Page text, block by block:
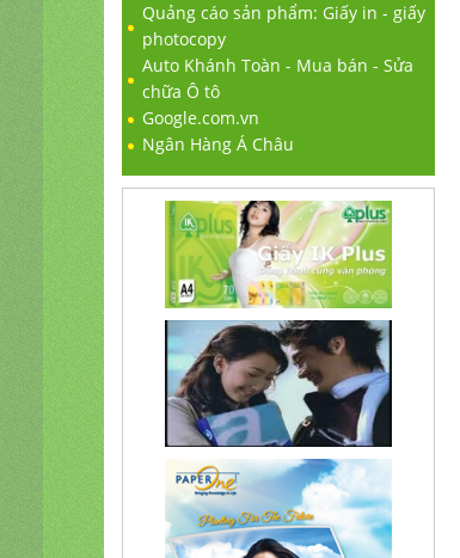
Quảng cáo sản phẩm: Giấy in - giấy
photocopy
Auto Khánh Toàn - Mua bán - Sửa
chữa Ô tô
Google.com.vn
Ngân Hàng Á Châu